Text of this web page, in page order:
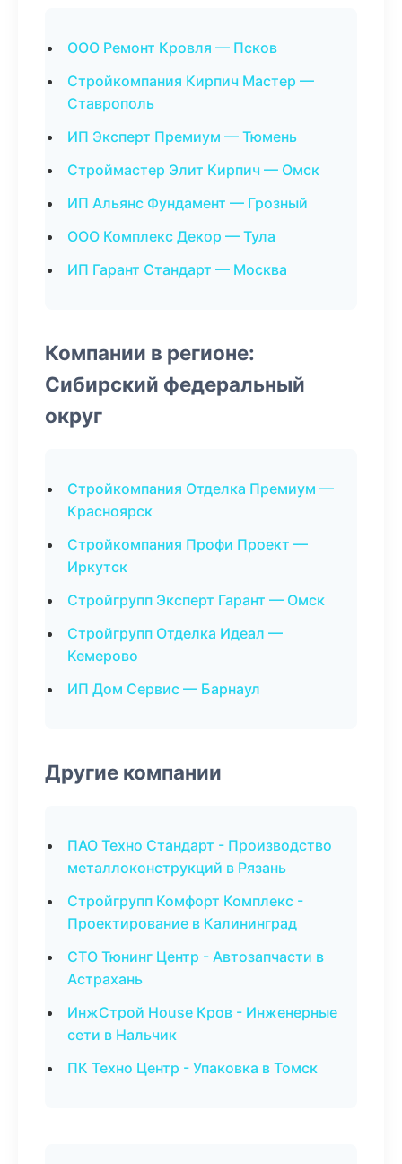
ООО Ремонт Кровля — Псков
Стройкомпания Кирпич Мастер —
Ставрополь
ИП Эксперт Премиум — Тюмень
Строймастер Элит Кирпич — Омск
ИП Альянс Фундамент — Грозный
ООО Комплекс Декор — Тула
ИП Гарант Стандарт — Москва
Компании в регионе:
Сибирский федеральный
округ
Стройкомпания Отделка Премиум —
Красноярск
Стройкомпания Профи Проект —
Иркутск
Стройгрупп Эксперт Гарант — Омск
Стройгрупп Отделка Идеал —
Кемерово
ИП Дом Сервис — Барнаул
Другие компании
ПАО Техно Стандарт - Производство
металлоконструкций в Рязань
Стройгрупп Комфорт Комплекс -
Проектирование в Калининград
СТО Тюнинг Центр - Автозапчасти в
Астрахань
ИнжСтрой House Кров - Инженерные
сети в Нальчик
ПК Техно Центр - Упаковка в Томск